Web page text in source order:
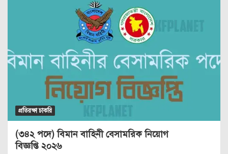
প্রতিরক্ষা চাকরি
(৩৪২ পদে) বিমান বাহিনী বেসামরিক নিয়োগ
বিজ্ঞপ্তি ২০২৬